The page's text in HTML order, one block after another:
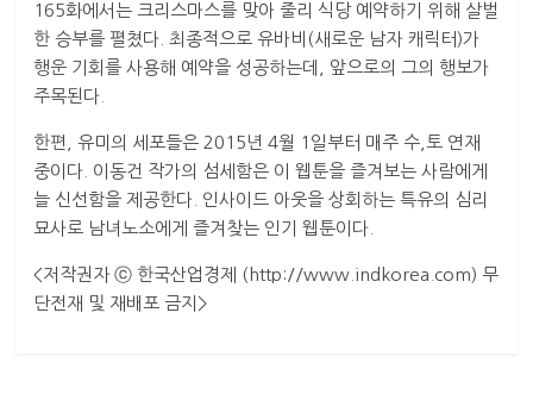
165화에서는 크리스마스를 맞아 줄리 식당 예약하기 위해 살벌
한 승부를 펼쳤다. 최종적으로 유바비(새로운 남자 캐릭터)가
행운 기회를 사용해 예약을 성공하는데, 앞으로의 그의 행보가
주목된다.
한편, 유미의 세포들은 2015년 4월 1일부터 매주 수,토 연재
중이다. 이동건 작가의 섬세함은 이 웹툰을 즐겨보는 사람에게
늘 신선함을 제공한다. 인사이드 아웃을 상회하는 특유의 심리
묘사로 남녀노소에게 즐겨찾는 인기 웹툰이다.
<저작권자 ⓒ 한국산업경제 (http://www.indkorea.com) 무
단전재 및 재배포 금지>